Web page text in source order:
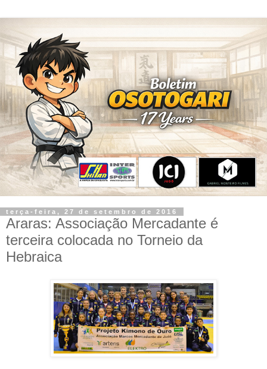
terça-feira, 27 de setembro de 2016
Araras: Associação Mercadante é
terceira colocada no Torneio da
Hebraica